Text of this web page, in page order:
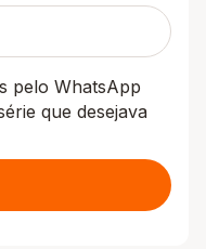
pelo WhatsApp
que desejava